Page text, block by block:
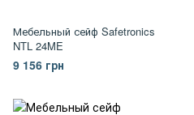
Мебельный сейф Safetronics
NTL 24ME
9 156 грн